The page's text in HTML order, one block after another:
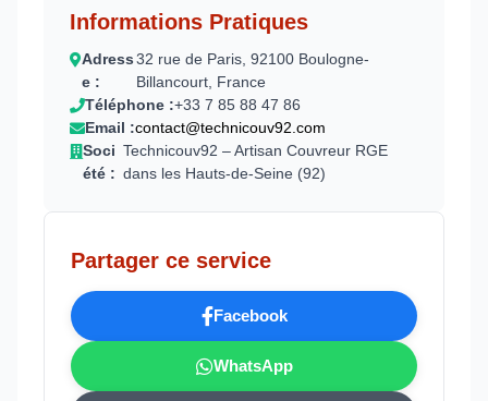
Informations Pratiques
Adress
e :
32 rue de Paris, 92100 Boulogne-
Billancourt, France
Téléphone :+33 7 85 88 47 86
Email :contact@technicouv92.com
Soci
été :
Technicouv92 – Artisan Couvreur RGE
dans les Hauts-de-Seine (92)
Partager ce service
Facebook
WhatsApp